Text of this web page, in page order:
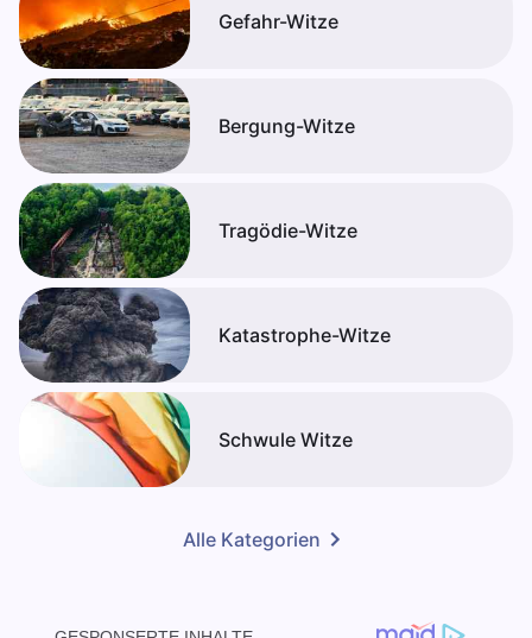
Gefahr-Witze
Bergung-Witze
Tragödie-Witze
Katastrophe-Witze
Schwule Witze
Alle Kategorien